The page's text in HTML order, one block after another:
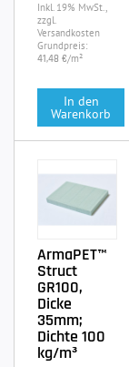
Inkl. 19% MwSt.,
zzgl.
Versandkosten
Grundpreis:
41,48 €/m²
In den
Warenkorb
ArmaPET™
Struct
GR100,
Dicke
35mm;
Dichte 100
kg/m³